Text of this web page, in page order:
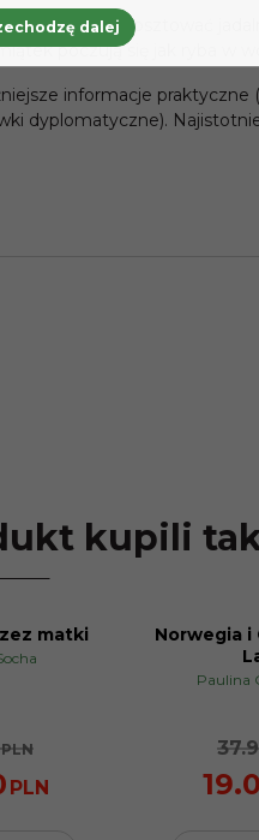
Meksyku – skosztować
poczują się jak ryba w
informacje
dyplomatyczne).
kupili
matki
PLN
PLN
Norwegia i
Paulina
dalej